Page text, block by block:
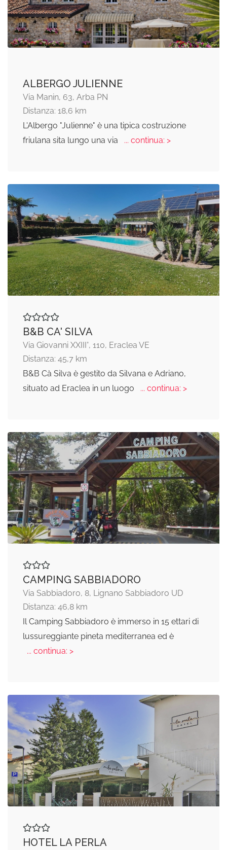
ALBERGO JULIENNE
Via Manin, 63, Arba PN
Distanza: 18,6 km
L'Albergo "Julienne" è una tipica costruzione
friulana sita lungo una via
... continua: >
B&B CA' SILVA
Via Giovanni XXIII°, 110, Eraclea VE
Distanza: 45,7 km
B&B Cà Silva è gestito da Silvana e Adriano,
situato ad Eraclea in un luogo
... continua: >
CAMPING SABBIADORO
Via Sabbiadoro, 8, Lignano Sabbiadoro UD
Distanza: 46,8 km
Il Camping Sabbiadoro è immerso in 15 ettari di
lussureggiante pineta mediterranea ed è
... continua: >
HOTEL LA PERLA